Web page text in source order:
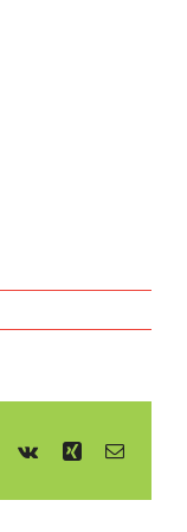
Pinterest
Vk XingE-